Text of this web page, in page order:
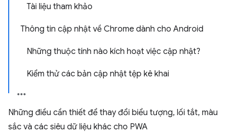
Tài liệu tham khảo
Thông tin cập nhật về Chrome dành cho Android
Những thuộc tính nào kích hoạt việc cập nhật?
Kiểm thử các bản cập nhật tệp kê khai
Những điều cần thiết để thay đổi biểu tượng, lối tắt, màu
sắc và các siêu dữ liệu khác cho PWA